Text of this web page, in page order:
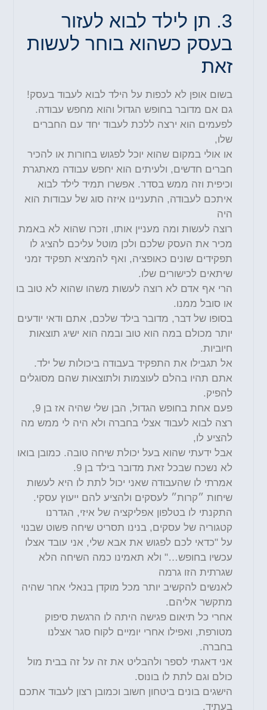
תן לילד לבוא לעזור
בעסק כשהוא בוחר לעשות
זאת
בשום אופן לא לכפות על הילד לבוא לעבוד בעסק!
גם אם מדובר בחופש הגדול והוא מחפש עבודה.
לפעמים הוא ירצה ללכת לעבוד יחד עם החברים
או אולי במקום שהוא יוכל לפגוש בחורות או להכיר
חברים חדשים, ולעיתים הוא יחפש עבודה מאתגרת
וכיפית וזה ממש בסדר. אפשרו תמיד לילד לבוא
איתכם לעבודה, התעניינו איזה סוג של עבודות הוא
רוצה לעשות ומה מעניין אותו, וזכרו שהוא לא באמת
מכיר את העסק שלכם ולכן מוטל עליכם להציג לו
תפקידים שונים כאופציה, ואף להמציא תפקיד זמני
שיתאים לכישורים שלו.
הרי אף אדם לא רוצה לעשות משהו שהוא לא טוב בו
או סובל ממנו.
בסופו של דבר, מדובר בילד שלכם, אתם ודאי יודעים
יותר מכולם במה הוא טוב ובמה הוא ישיג תוצאות
חיוביות.
אל תגבילו את התפקיד בעבודה ביכולות של ילד.
אתם תהיו בהלם לעוצמות ולתוצאות שהם מסוגלים
להפיק.
פעם אחת בחופש הגדול, הבן שלי שהיה אז בן 9,
רצה לבוא לעבוד אצלי בחברה ולא היה לי ממש מה
להציע לו,
אבל ידעתי שהוא בעל יכולת שיחה טובה. כמובן בואו
לא נשכח שבכל זאת מדובר בילד בן 9.
אמרתי לו שהעבודה שאני יכול לתת לו היא לעשות
שיחות ״קרות״ לעסקים ולהציע להם ייעוץ עסקי.
התקנתי לו בטלפון אפליקציה של איזי, הגדרנו
קטגוריה של עסקים, בנינו תסריט שיחה פשוט שבנוי
על "כדאי לכם לפגוש את אבא שלי, אני עובד אצלו
עכשיו בחופש…" ולא תאמינו כמה השיחה הלא
שגרתית הזו גרמה
לאנשים להקשיב יותר מכל מוקדן בנאלי אחר שהיה
מתקשר אליהם.
אחרי כל תיאום פגישההיתהלו הרגשת סיפוק
מטורפת, ואפילו אחרי יומיים לקוח סגר אצלנו
בחברה.
אני דאגתי לספר ולהבליט את זה על זה בבית מול
כולם וגם לתת לו בונוס.
הישגים בונים ביטחון חשוב וכמובן רצון לעבוד אתכם
בעתיד.